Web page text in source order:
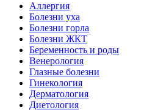
Аллергия
Болезни уха
Болезни горла
Болезни ЖКТ
Беременность и роды
Венерология
Глазные болезни
Гинекология
Дерматология
Диетология